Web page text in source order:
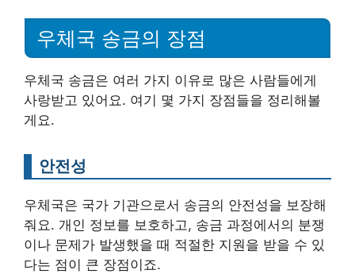
우체국 송금의 장점
우체국 송금은 여러 가지 이유로 많은 사람들에게
사랑받고 있어요. 여기 몇 가지 장점들을 정리해볼
게요.
안전성
우체국은 국가 기관으로서 송금의 안전성을 보장해
줘요. 개인 정보를 보호하고, 송금 과정에서의 분쟁
이나 문제가 발생했을 때 적절한 지원을 받을 수 있
다는 점이 큰 장점이죠.